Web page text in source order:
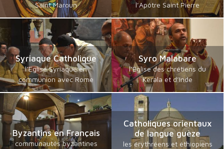
Saint Maroun
l’Apôtre Saint Pierre
Syriaque Catholique
l’Eglise Syriaque en
communion avec Rome
Syro Malabare
l’Eglise des chrétiens du
Kerala et d’Inde
Byzantins en Français
communautés byzantines
Catholiques orientaux
de langue guèze
les érythréens et éthiopiens